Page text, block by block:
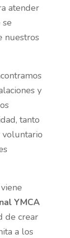
atender
nuestros
y
tanto
YMCA
de crear
a los